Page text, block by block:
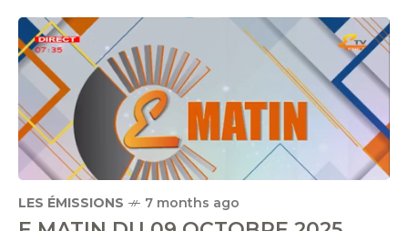
LES ÉMISSIONS 7 months ago